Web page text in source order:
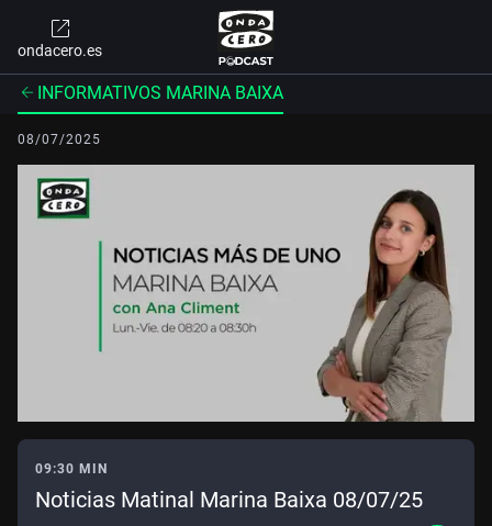
ondacero.es
INFORMATIVOS MARINA BAIXA
08/07/2025
09:30 MIN
Noticias Matinal Marina Baixa 08/07/25